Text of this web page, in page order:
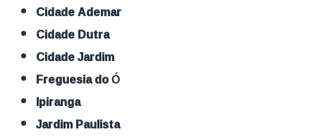
Cidade Ademar
Cidade Dutra
Cidade Jardim
Freguesia do Ó
Ipiranga
Jardim Paulista